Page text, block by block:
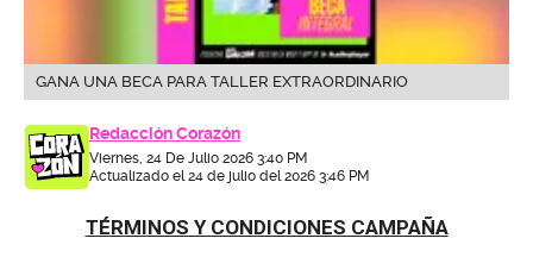
GANA UNA BECA PARA TALLER EXTRAORDINARIO
Redacción Corazón
Viernes, 24 De Julio 2026 3:40 PM
Actualizado el 24 de julio del 2026 3:46 PM
TÉRMINOS Y CONDICIONES CAMPAÑA